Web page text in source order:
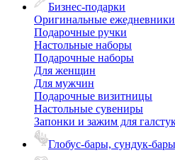
Бизнес-подарки
Оригинальные ежедневники
Подарочные ручки
Настольные наборы
Подарочные наборы
Для женщин
Для мужчин
Подарочные визитницы
Настольные сувениры
Запонки и зажим для
Глобус-бары, сундук-